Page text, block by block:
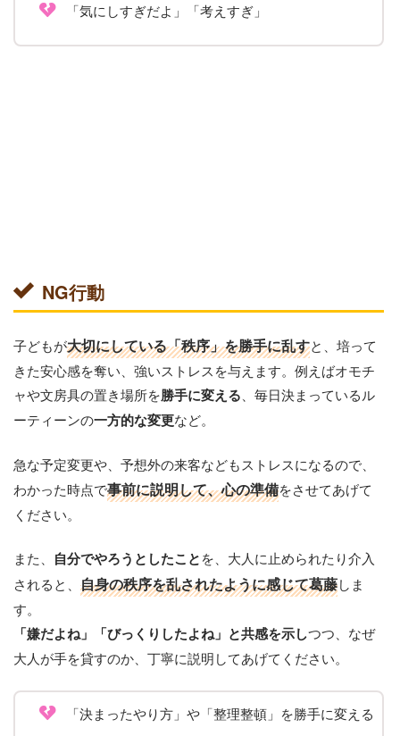
「気にしすぎだよ」「考えすぎ」
NG行動
子どもが大切にしている「秩序」を勝手に乱すと、培って
きた安心感を奪い、強いストレスを与えます。例えばオモチ
ャや文房具の置き場所を勝手に変える 、毎日決まっているル
ーティーンの一方的な変更など。
急な予定変更や、予想外の来客などもストレスになるので、
わかった時点で事前に説明して、心の準備をさせてあげて
ください。
また、 自分でやろうとしたことを、大人に止められたり介入
されると、 自身の秩序を乱されたように感じて葛藤しま
す。
「嫌だよね」「びっくりしたよね」と共感を示しつつ、なぜ
大人が手を貸すのか、丁寧に説明してあげてください。
「決まったやり方」や「整理整頓」を勝手に変える